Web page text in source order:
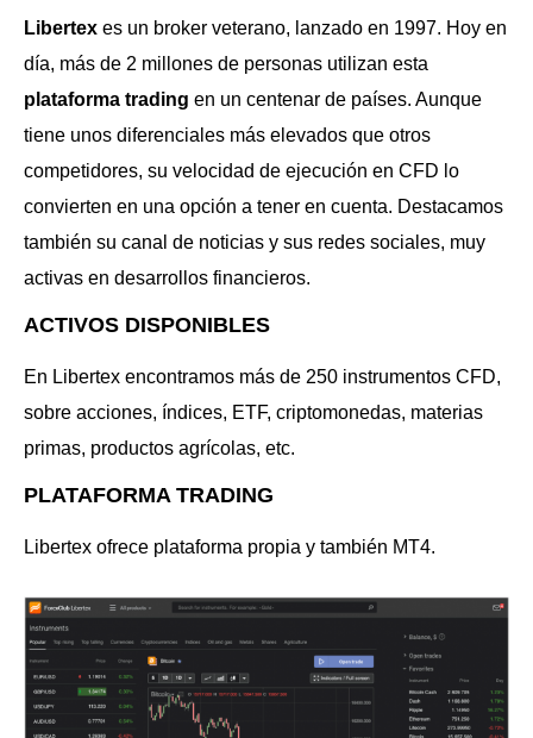
Libertex es un broker veterano, lanzado en 1997. Hoy en
día, más de 2 millones de personas utilizan esta
plataforma trading en un centenar de países. Aunque
tiene unos diferenciales más elevados que otros
competidores, su velocidad de ejecución en CFD lo
convierten en una opción a tener en cuenta. Destacamos
también su canal de noticias y sus redes sociales, muy
activas en desarrollos financieros.
ACTIVOS DISPONIBLES
En Libertex encontramos más de 250 instrumentos CFD,
sobre acciones, índices, ETF, criptomonedas, materias
primas, productos agrícolas, etc.
PLATAFORMA TRADING
Libertex ofrece plataforma propia y también MT4.